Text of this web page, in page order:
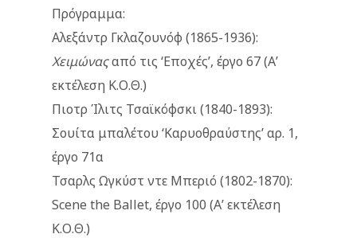
Πρόγραμμα:
Αλεξάντρ Γκλαζουνόφ (1865-1936):
Χειμώναςαπό τις ‘Εποχές’, έργο 67 (Α’
εκτέλεση Κ.Ο.Θ.)
Πιοτρ Ίλιτς Τσαϊκόφσκι (1840-1893):
Σουίτα μπαλέτου ‘Καρυοθραύστης’ αρ. 1,
έργο 71α
Τσαρλς Ωγκύστ ντε Μπεριό (1802-1870):
Scene the Ballet, έργο 100 (Α’ εκτέλεση
Κ.Ο.Θ.)